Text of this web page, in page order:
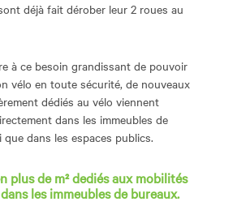
déjà fait dérober leur 2 roues au
à ce besoin grandissant de pouvoir
vélo en toute sécurité, de nouveaux
dédiés au vélo viennent
dans les immeubles de
que dans les espaces publics.
plus de m² dediés aux mobilités
dans les immeubles de bureaux.